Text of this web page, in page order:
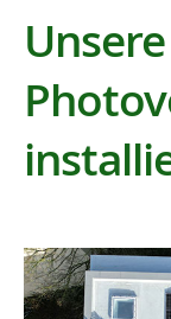
Unsere